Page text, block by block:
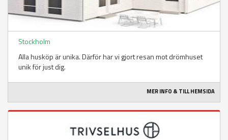
Stockholm
Alla husköp är unika. Därför har vi gjort resan mot drömhuset
unik för just dig.
MER INFO & TILL HEMSIDA